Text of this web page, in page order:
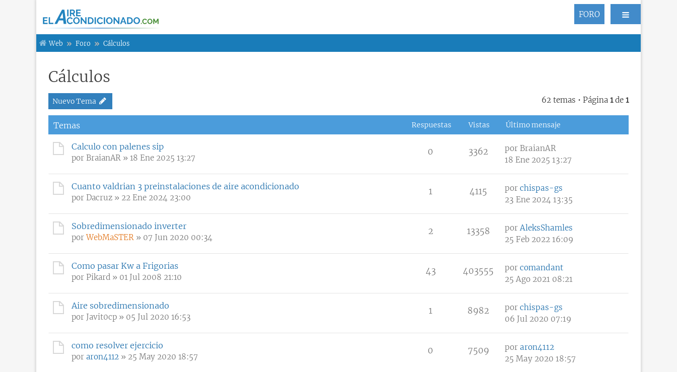
FORO
Web Foro Cálculos
Cálculos
Nuevo Tema 62 temas • Página 1de 1
Temas Respuestas Vistas Último mensaje
Calculo con palenes sip
por BraianAR » 18 Ene 2025 13:27
0 3362 por BraianAR
18 Ene 2025 13:27
Cuanto valdrian 3 preinstalaciones de aire acondicionado
por Dacruz » 22 Ene 2024 23:00
1 4115 por chispas-gs
23 Ene 2024 13:35
Sobredimensionado inverter
porWebMaSTER » 07 Jun 2020 00:34
2 13358 porAleksShamles
25 Feb 2022 16:09
Como pasar Kw a Frigorias
por Pikard » 01 Jul 2008 21:10
43 403555 por comandant
25 Ago 2021 08:21
Aire sobredimensionado
por Javit0cp » 05 Jul 2020 16:53
1 8982 por chispas-gs
06 Jul 2020 07:19
como resolver ejercicio
por aron4112 » 25 May 2020 18:57
0 7509 por aron4112
25 May 2020 18:57